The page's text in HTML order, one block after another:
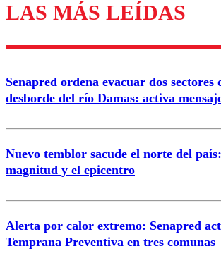
Los comentarios son moderados para
diálogo respetuoso.
Nombre
Correo
LAS MÁS LEÍDAS
Senapred ordena evacuar dos
desborde del río Damas: activa
Nuevo temblor sacude el norte del
magnitud y el epicentro
Alerta por calor extremo: Senapred
Temprana Preventiva en tres comunas